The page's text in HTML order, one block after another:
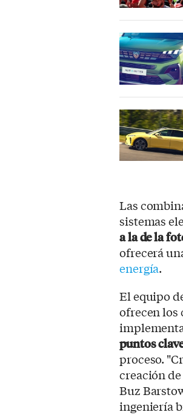
Las
sistemas
a la de la
ofrecerá
energía.
El equipo
ofrecen los
puntos
proceso.
creación
Buz
ingeniería